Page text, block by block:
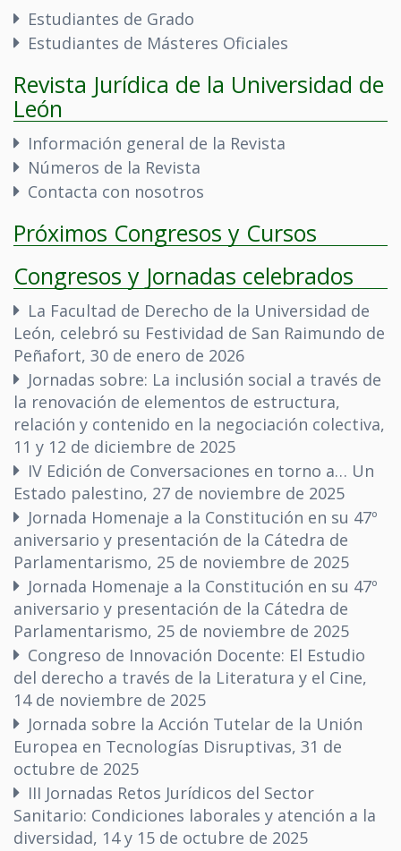
Estudiantes de Grado
Estudiantes de Másteres Oficiales
Revista Jurídica de la Universidad de
León
Información general de la Revista
Números de la Revista
Contacta con nosotros
Próximos Congresos y Cursos
Congresos y Jornadas celebrados
La Facultad de Derecho de la Universidad de
León, celebró su Festividad de San Raimundo de
Peñafort, 30 de enero de 2026
Jornadas sobre: La inclusión social a través de
la renovación de elementos de estructura,
relación y contenido en la negociación colectiva,
11 y 12 de diciembre de 2025
IV Edición de Conversaciones en torno a… Un
Estado palestino, 27 de noviembre de 2025
Jornada Homenaje a la Constitución en su 47º
aniversario y presentación de la Cátedra de
Parlamentarismo, 25 de noviembre de 2025
Jornada Homenaje a la Constitución en su 47º
aniversario y presentación de la Cátedra de
Parlamentarismo, 25 de noviembre de 2025
Congreso de Innovación Docente: El Estudio
del derecho a través de la Literatura y el Cine,
14 de noviembre de 2025
Jornada sobre la Acción Tutelar de la Unión
Europea en Tecnologías Disruptivas, 31 de
octubre de 2025
III Jornadas Retos Jurídicos del Sector
Sanitario: Condiciones laborales y atención a la
diversidad, 14 y 15 de octubre de 2025